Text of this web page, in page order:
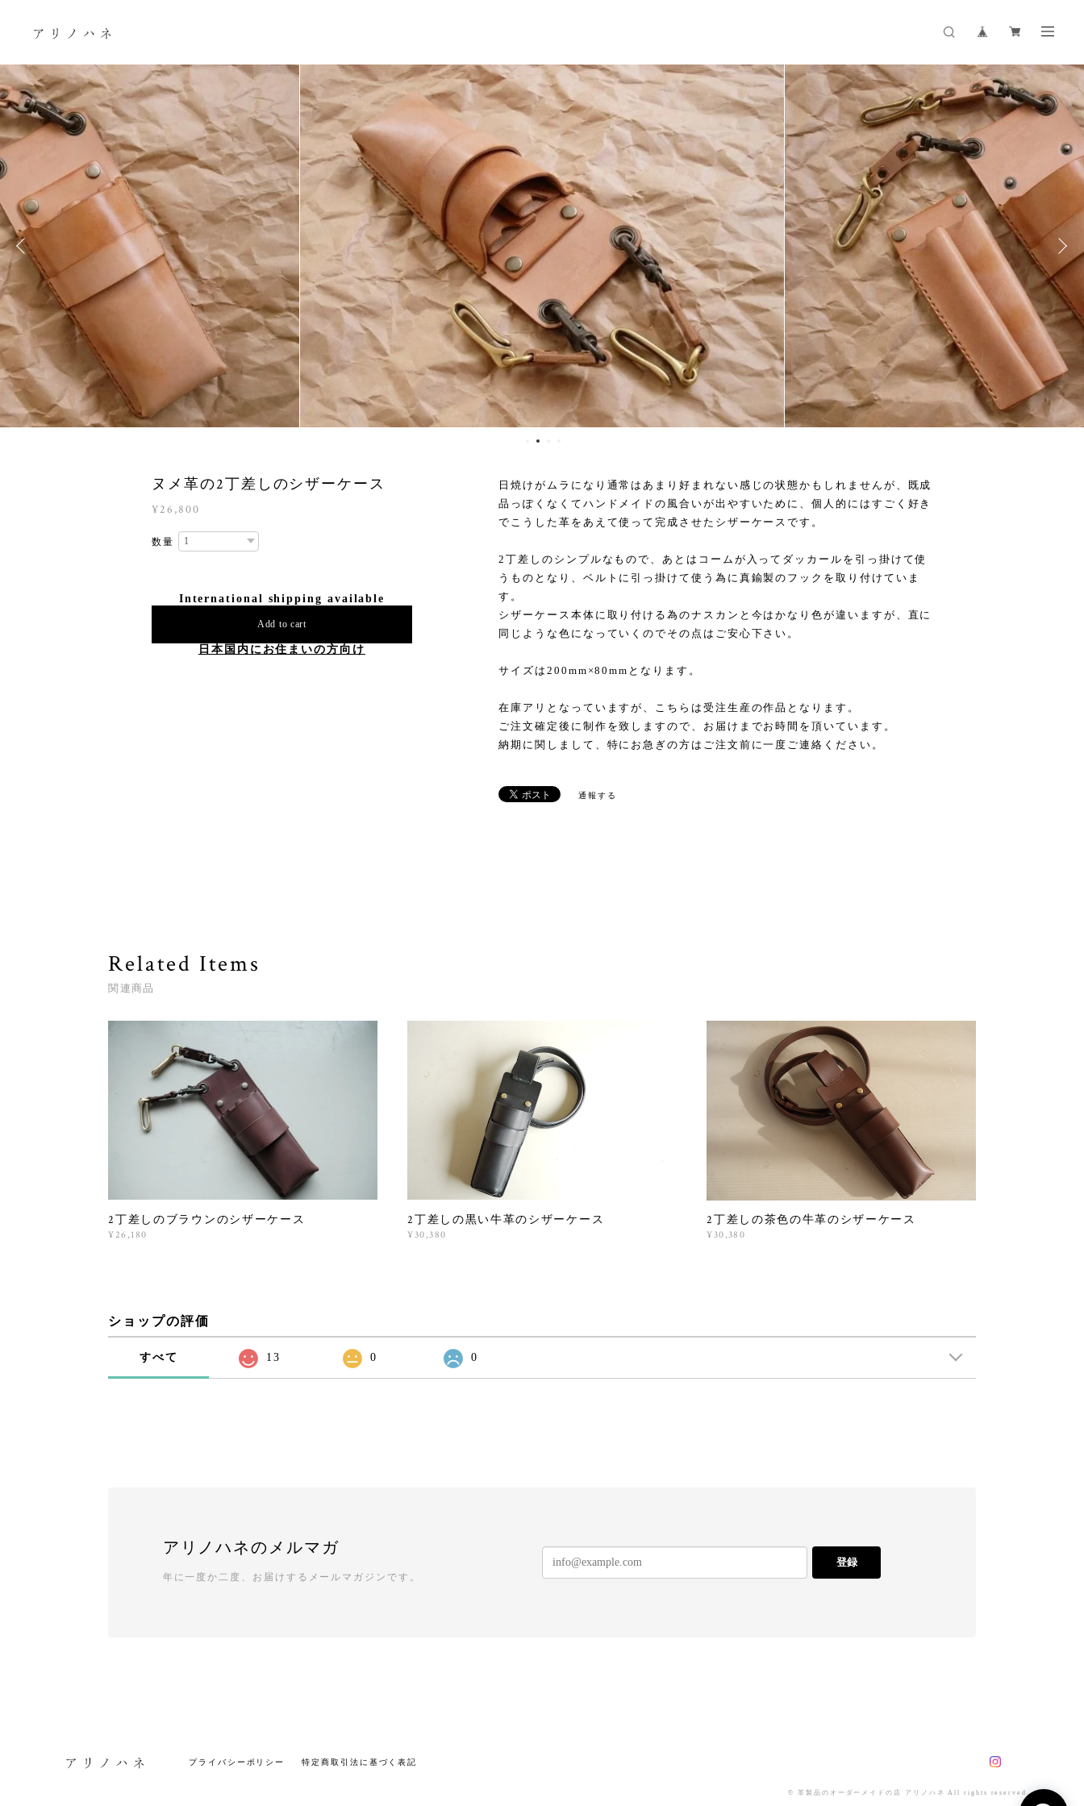
ヌメ革の2丁差しのシザーケース
¥26,800
数量
International shipping available
Add to cart
日本国内にお住まいの方向け
日焼けがムラになり通常はあまり好まれない感じの状態かもしれませんが、既成
品っぽくなくてハンドメイドの風合いが出やすいために、個人的にはすごく好き
でこうした革をあえて使って完成させたシザーケースです。
2丁差しのシンプルなもので、あとはコームが入ってダッカールを引っ掛けて使
うものとなり、ベルトに引っ掛けて使う為に真鍮製のフックを取り付けていま
す。
シザーケース本体に取り付ける為のナスカンと今はかなり色が違いますが、直に
同じような色になっていくのでその点はご安心下さい。
サイズは200mm×80mmとなります。
在庫アリとなっていますが、こちらは受注生産の作品となります。
ご注文確定後に制作を致しますので、お届けまでお時間を頂いています。
納期に関しまして、特にお急ぎの方はご注文前に一度ご連絡ください。
通報する
Related Items
関連商品
2丁差しのブラウンのシザーケース
¥26,180
2丁差しの黒い牛革のシザーケース
¥30,380
2丁差しの茶色の牛革のシザーケース
¥30,380
ショップの評価
すべて 13 0 0
アリノハネのメルマガ
年に一度か二度、お届けするメールマガジンです。
登録
プライバシーポリシー 特定商取引法に基づく表記
© 革製品のオーダーメイドの店 アリノハネ All rights reserved.